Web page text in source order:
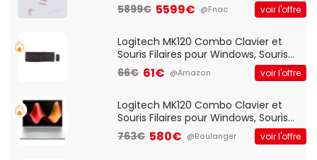
5899€ 5599€ @Fnac voir l'offre
Logitech MK120 Combo Clavier et
Souris Filaires pour Windows, Souris
Optique Filaire, Connexion USB Plug
And Play, Confortable, Taille
QWERTY UK - Noir
66€ 61€ @Amazon voir l'offre
Logitech MK120 Combo Clavier et
Souris Filaires pour Windows, Souris
Optique Filaire, Connexion USB Plug
And Play, Confortable, Taille
763€ 580€ @Boulanger voir l'offre